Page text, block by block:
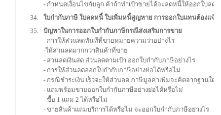
- กำหนดเงื่อนไขกับลูก ค้าถ้าทำเป้าขายได้จะลดหนี้ให้ออกใบลด
ใบกำกับภาษี ใบลดหนี้ ใบเพิ่มหนี้สูญหาย การออกใบแทนต้องแจ้ง
ปัญหาในการออกใบกำกับภาษีกรณีส่งเสริมการขาย
- การให้ส่วนลดทันทีที่ขายหมายความว่าอย่างไร
-ให้ส่วนลดมากกว่าสินค้าที่ขาย
- ส่วนลดเงินสด ส่วนลดตามเป้า ออกใบกำกับภาษีอย่างไร
- การให้ส่วนลดออกใบกำกับภาษีอย่างย่อได้หรือไม่
- กรณีชำระเงิน เร็วจะให้ส่วนลด ภาษีมูลค่าเพิ่มจะคิดจากฐานใด
- แถมพร้อมขายออกใบกำกับภาษีอย่างย่อได้หรือไม่
- ซื้อ 1 แถม 2 ได้หรือไม่
- ขายสินค้าแถมบริการได้หรือไม่ จะออกใบกำกับภาษีอย่างไร